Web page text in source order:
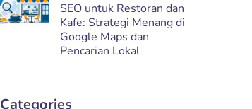
SEO untuk Restoran dan
Kafe: Strategi Menang di
Google Maps dan
Pencarian Lokal
Categories